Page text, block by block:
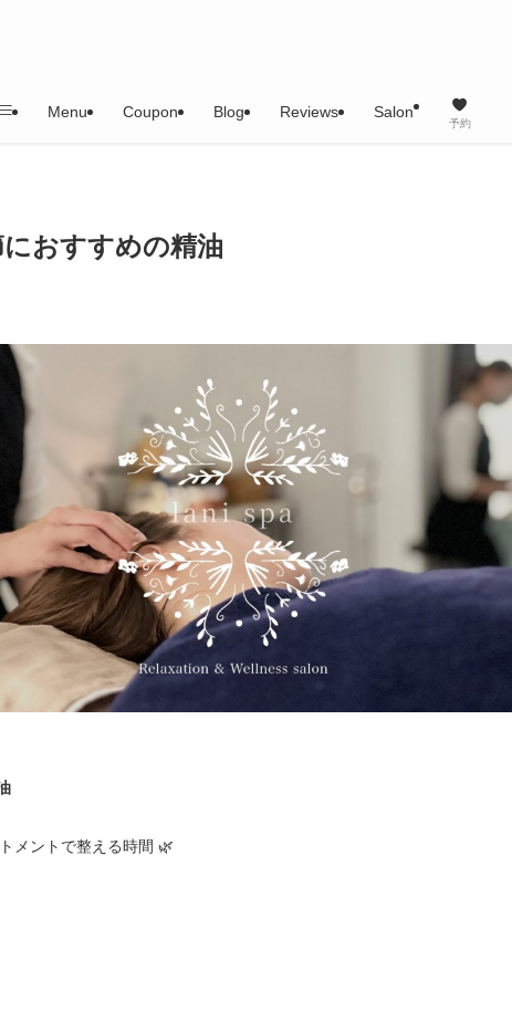
Menu Coupon Blog Reviews Salon
予約
おすすめの精油
メントで整える時間 🌿